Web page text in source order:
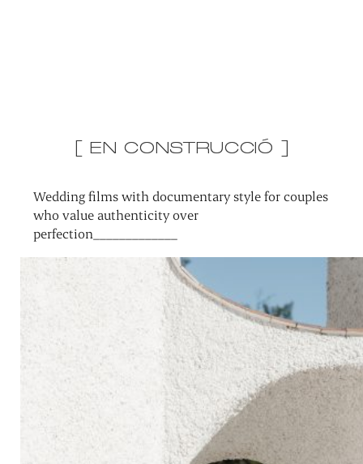
[ EN CONSTRUCCIÓ ]
Wedding films with documentary style for couples
who value authenticity over
perfection_____________